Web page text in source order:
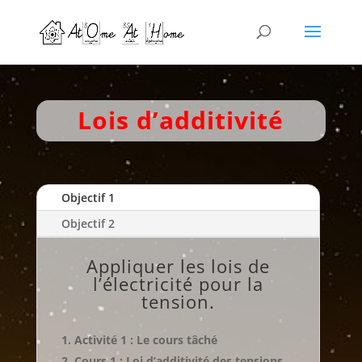
Lois d’additivité
Objectif 1
Objectif 2
Appliquer les lois de
l’électricité pour la
tension.
Activité 1 : Le cours tâché